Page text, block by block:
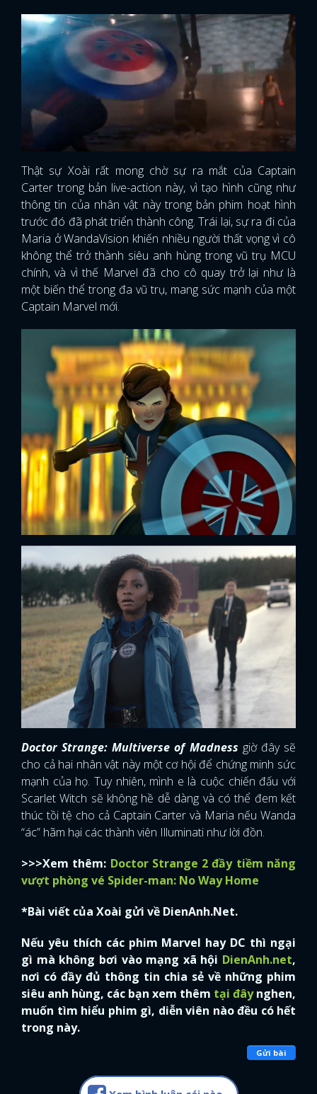
Thật sự Xoài rất mong chờ sự ra mắt của Captain
Carter trong bản live-action này, vì tạo hình cũng như
thông tin của nhân vật này trong bản phim hoạt hình
trước đó đã phát triển thành công. Trái lại, sự ra đi của
Maria ở WandaVision khiến nhiều người thất vọng vì cô
không thể trở thành siêu anh hùng trong vũ trụ MCU
chính, và vì thế Marvel đã cho cô quay trở lại như là
một biến thể trong đa vũ trụ, mang sức mạnh của một
Captain Marvel mới.
Doctor Strange: Multiverse of Madness giờ đây sẽ
cho cả hai nhân vật này một cơ hội để chứng minh sức
mạnh của họ. Tuy nhiên, mình e là cuộc chiến đấu với
Scarlet Witch sẽ không hề dễ dàng và có thể đem kết
thúc tồi tệ cho cả Captain Carter và Maria nếu Wanda
“ác” hãm hại các thành viên Illuminati như lời đồn.
>>>Xem thêm: Doctor Strange 2 đầy tiềm năng
vượt phòng vé Spider-man: No Way Home
*Bài viết của Xoài gửi về DienAnh.Net.
Nếu yêu thích các phim Marvel hay DC thì ngại
gì mà không bơi vào mạng xã hội DienAnh.net,
nơi có đầy đủ thông tin chia sẻ về những phim
siêu anh hùng, các bạn xem thêm tại đâynghen,
muốn tìm hiểu phim gì, diễn viên nào đều có hết
trong này.
Gửi bài